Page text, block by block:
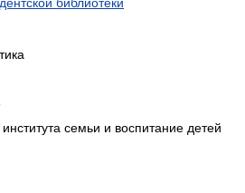
семьи и воспитание детей